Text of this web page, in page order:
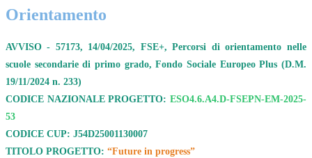
Orientamento
AVVISO - 57173, 14/04/2025, FSE+, Percorsi di orientamento nelle
scuole secondarie di primo grado, Fondo Sociale Europeo Plus (D.M.
19/11/2024 n. 233)
CODICE NAZIONALE PROGETTO: ESO4.6.A4.D-FSEPN-EM-2025-
53
CODICE CUP: J54D25001130007
TITOLO PROGETTO: “Future in progress”